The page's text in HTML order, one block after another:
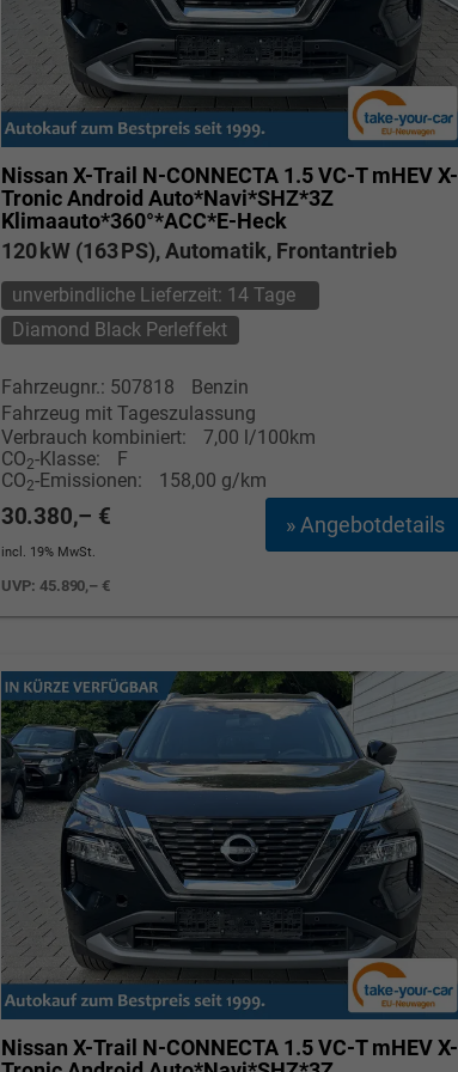
Nissan X-Trail N-CONNECTA 1.5 VC-T mHEV X-
Tronic Android Auto*Navi*SHZ*3Z
Klimaauto*360°*ACC*E-Heck
120 kW (163 PS), Automatik, Frontantrieb
unverbindliche Lieferzeit: 14 Tage
Diamond Black Perleffekt
Fahrzeugnr.: 507818
Benzin
Fahrzeug mit Tageszulassung
Verbrauch kombiniert:
7,00 l/100km
CO2-Klasse:
F
CO2-Emissionen: 158,00 g/km
» Angebotdetails
30.380,– €
incl. 19% MwSt.
UVP:45.890,– €
Nissan X-Trail N-CONNECTA 1.5 VC-T mHEV X-